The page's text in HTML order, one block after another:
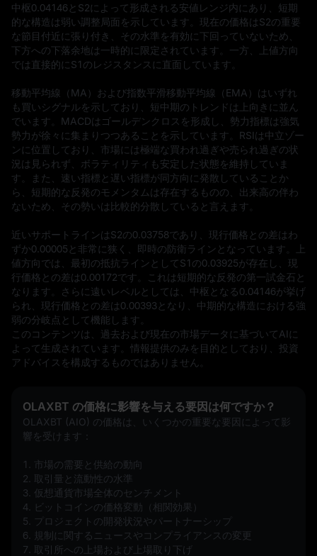
中枢0.04146とS2によって形成される安値レンジ内にあり、短期
的な構造は弱い調整局面を示しています。現在の価格はS2の重要
な節目付近に張り付き、その水準を有効に下回っていないため、
下方への下落余地は一時的に限定されています。一方、上値方向
では直接的にS1のレジスタンスに直面しています。
移動平均線（MA）および指数平滑移動平均線（EMA）はいずれ
も買いシグナルを示しており、短中期のトレンドは上向きに並ん
でいます。MACDはゴールデンクロスを形成し、勢力指標は強気
勢力が徐々に集まりつつあることを示しています。RSIは中立ゾー
ンに位置しており、市場には極端な買われ過ぎや売られ過ぎの状
況は見られず、ボラティリティも安定した状態を維持していま
す。また、速い指標と遅い指標が同方向に発散していることか
ら、短期的な反発のモメンタムは存在するものの、出来高の伴わ
ないため、その勢いは比較的分散していると言えます。
近いサポートラインはS2の0.03758であり、現行価格との差はわ
ずか0.00005と非常に狭く、即時の防衛ラインとなっています。上
値方向では、最初の抵抗ラインとしてS1の0.03925が存在し、現
行価格との差は0.00172です。これは短期的な反発の第一試金石と
なります。さらに遠いレベルとしては、中枢となる0.04146が挙げ
られ、現行価格との差は0.00393となり、中期的な構造における強
弱の分岐点として機能します。
このコンテンツは、過去および現在の市場データに基づいてAIに
よって生成されています。情報提供のみを目的としており、投資
アドバイスを構成するものではありません。
OLAXBT の価格に影響を与える要因は何ですか？
OLAXBT (AIO) の価格は、いくつかの重要な要因によって影
響を受けます：
1. 市場の需要と供給の動向
2. 取引量と流動性の水準
3. 仮想通貨市場全体のセンチメント
4. ビットコインの価格変動（相関効果）
5. プロジェクトの開発状況やパートナーシップ
6. 規制に関するニュースやコンプライアンスの変更
7. 取引所への上場および上場取り下げ